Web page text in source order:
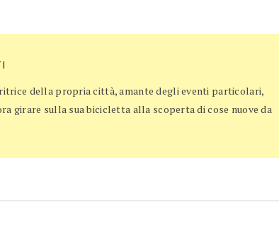
della propria città, amante degli eventi particolari,
girare sulla sua bicicletta alla scoperta di cose nuove da